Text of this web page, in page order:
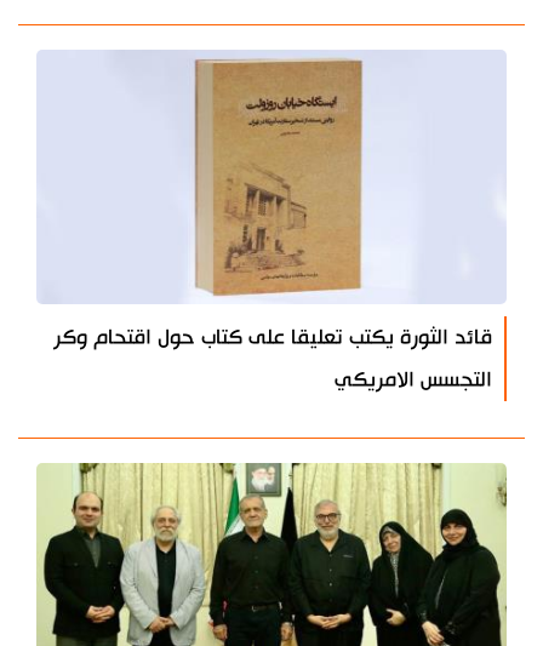
قائد الثورة يكتب تعليقا على كتاب حول اقتحام وكر
التجسس الامريكي